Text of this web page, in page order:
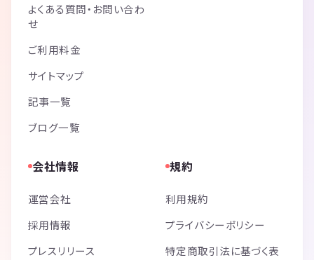
よくある質問・お問い合わ
せ
ご利用料金
サイトマップ
記事一覧
ブログ一覧
会社情報
運営会社
採用情報
プレスリリース
規約
利用規約
プライバシーポリシー
特定商取引法に基づく表